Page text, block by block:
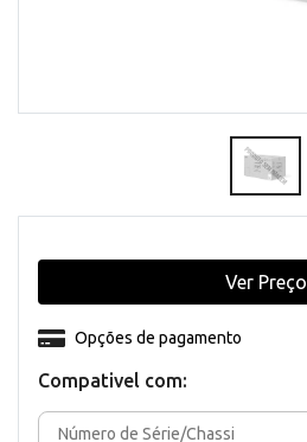
Compativel com:
Opções de pagamento
Ver Preço